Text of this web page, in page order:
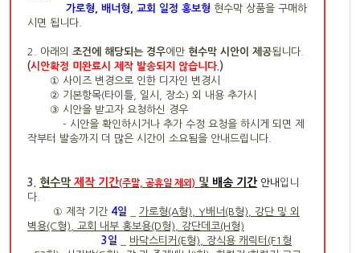
가로형, 배너형, 교회 일정 홍보형 현수막 상품을 구매하
시면 됩니다.
2. 아래의 조건에 해당되는 경우에만 현수막 시안이 제공됩니다.
(시안확정 미완료시 제작 발송되지 않습니다. )
① 사이즈 변경으로 인한 디자인 변경시
② 기본항목(타이틀, 일시, 장소) 외 내용 추가시
③ 시안을 받고자 요청하신 경우
- 시안을 확인하시거나 추가 수정 요청을 하시게 되면 제
작부터 발송까지 더 많은 시간이 소요됨을 안내드립니다.
3. 현수막 제작 기간(주말, 공휴일 제외) 및 배송 기간 안내 입니
다.
① 제작 기간 4일
가로형(A형), Y배너(B형), 강단 및 외
벽용(C형), 교회 내부 홍보용(D형), 강단데코(H형)
3일
바닥스티커(E형), 장식용 캐릭터(F1형